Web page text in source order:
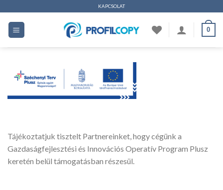
tartalomhoz
KAPCSOLAT
0
Tájékoztatjuk tisztelt Partnereinket, hogy cégünk a
Gazdaságfejlesztési és Innovációs Operatív Program Plusz
keretén belül támogatásban részesül.